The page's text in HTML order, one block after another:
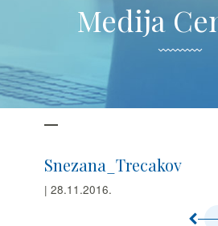
Medija
Snezana_Trecakov
| 28.11.2016.